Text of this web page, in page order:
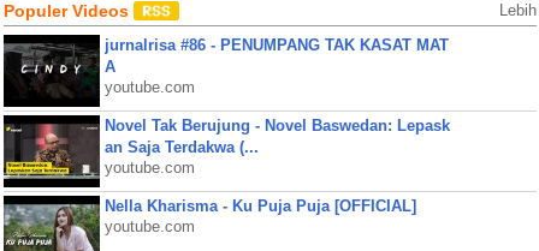
Populer Videos Lebih
jurnalrisa #86 - PENUMPANG TAK KASAT MAT
A
youtube.com
Novel Tak Berujung - Novel Baswedan: Lepask
an Saja Terdakwa (...
youtube.com
Nella Kharisma - Ku Puja Puja [OFFICIAL]
youtube.com